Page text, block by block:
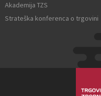
Akademija TZS
Strateška konferenca o trgovini